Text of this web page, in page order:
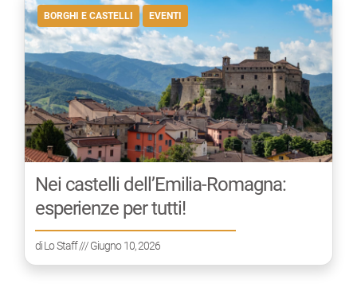
BORGHI E CASTELLI EVENTI
Nei castelli dell’Emilia-Romagna:
esperienze per tutti!
diLo Staff/// Giugno 10, 2026